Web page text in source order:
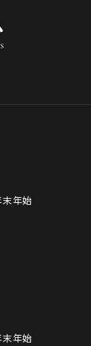
年始
年始